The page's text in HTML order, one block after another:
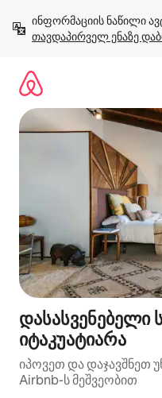
გადასვლა
თავდაპირველ ენაზე
დასასვენებელი
იტაკუატიარა
იპოვეთ და დაჯავშნეთ
Airbnb-ს მეშვეობით